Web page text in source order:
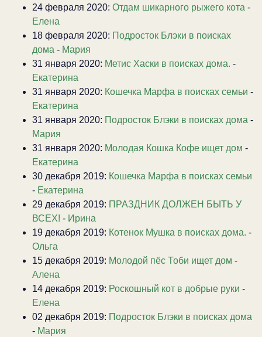
24 февраля 2020: Отдам шикарного рыжего кота -
Елена
18 февраля 2020: Подросток Блэки в поисках
дома - Мария
31 января 2020: Метис Хаски в поисках дома. -
Екатерина
31 января 2020: Кошечка Марфа в поисках семьи -
Екатерина
31 января 2020: Подросток Блэки в поисках дома -
Мария
31 января 2020: Молодая Кошка Кофе ищет дом -
Екатерина
30 декабря 2019: Кошечка Марфа в поисках семьи
- Екатерина
29 декабря 2019: ПРАЗДНИК ДОЛЖЕН БЫТЬ У
ВСЕХ! - Ирина
19 декабря 2019: Котенок Мушка в поисках дома. -
Ольга
15 декабря 2019: Молодой пёс Тоби ищет дом -
Алена
14 декабря 2019: Роскошный кот в добрые руки -
Елена
02 декабря 2019: Подросток Блэки в поисках дома
- Мария